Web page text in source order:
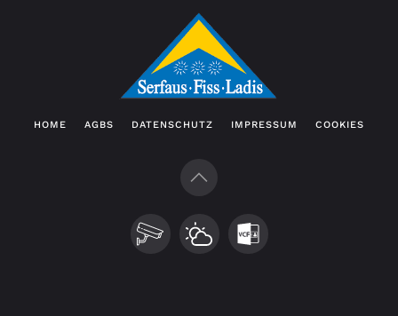
HOME AGBS DATENSCHUTZ IMPRESSUM COOKIES